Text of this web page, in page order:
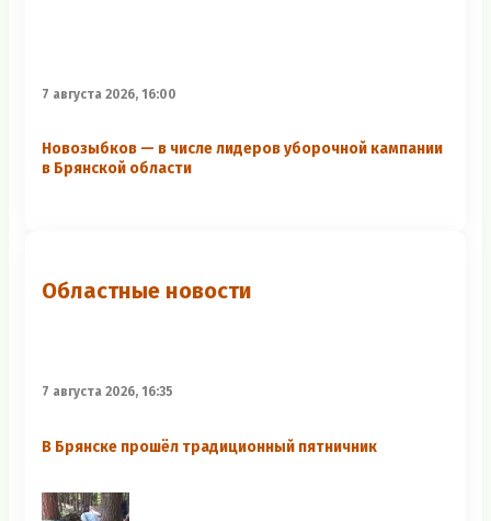
7 августа 2026, 16:00
Новозыбков — в числе лидеров уборочной кампании
в Брянской области
Областные новости
7 августа 2026, 16:35
В Брянске прошёл традиционный пятничник